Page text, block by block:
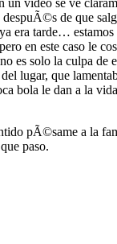
un video se ve
de que
era tarde…
en este caso le
es solo la culpa de
lugar, que
bola le dan a la
pÃ©same a la
paso.